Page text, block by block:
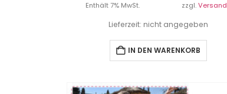
Enthält 7% MwSt. zzgl.Versand
Lieferzeit: nicht angegeben
IN DEN WARENKORB